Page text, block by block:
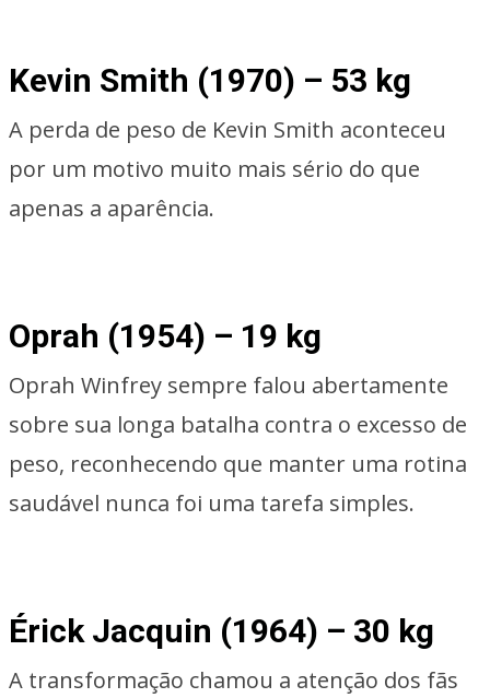
Kevin Smith (1970) – 53 kg
A perda de peso de Kevin Smith aconteceu
por um motivo muito mais sério do que
apenas a aparência.
Oprah (1954) – 19 kg
Oprah Winfrey sempre falou abertamente
sobre sua longa batalha contra o excesso de
peso, reconhecendo que manter uma rotina
saudável nunca foi uma tarefa simples.
Érick Jacquin (1964) – 30 kg
A transformação chamou a atenção dos fãs